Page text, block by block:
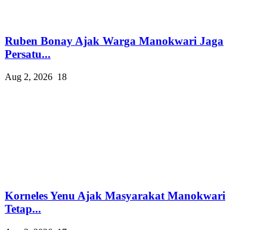
Ruben Bonay Ajak Warga Manokwari Jaga
Persatu...
Aug 2, 2026 18
Korneles Yenu Ajak Masyarakat Manokwari
Tetap...